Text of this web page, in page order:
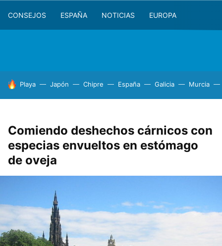
CONSEJOS ESPAÑA NOTICIAS EUROPA
HOY SE HABLA DE
Playa Japón Chipre España Galicia Murcia
Comiendo deshechos cárnicos con
especias envueltos en estómago
de oveja